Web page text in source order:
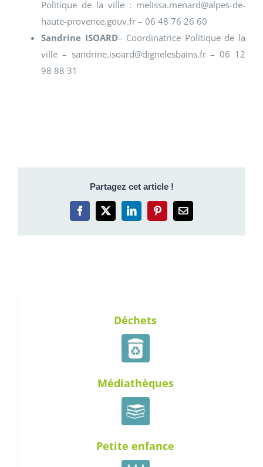
Politique de la ville : melissa.menard@alpes-de-
haute-provence.gouv.fr – 06 48 76 26 60
Sandrine ISOARD– Coordinatrice Politique de la
ville – sandrine.isoard@dignelesbains.fr – 06 12
98 88 31
Partagez cet article !
Facebook
X LinkedInPinterestEmail
Déchets
Médiathèques
Petite enfance